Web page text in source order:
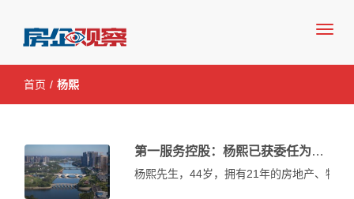
房企观察网—房地产行业领先媒体
首页 / 杨熙
第一服务控股：杨熙已获委任为独立非执行董事
杨熙先生，44岁，拥有21年的房地产、物业